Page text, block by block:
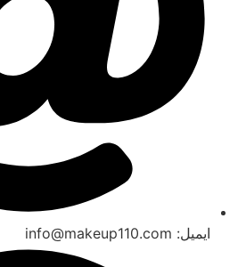
ایمیل: info@makeup110.com